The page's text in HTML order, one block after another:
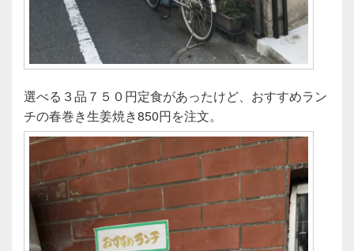
選べる３品７５０円定食があったけど、おすすめラン
チの春巻き生姜焼き850円を注文。